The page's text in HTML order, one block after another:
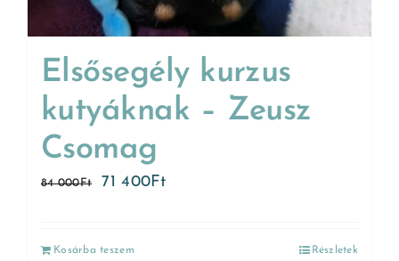
Elsősegély kurzus
kutyáknak – Zeusz
Csomag
84 000Ft 71 400Ft
Kosárba teszem Részletek